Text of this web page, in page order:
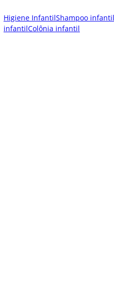
Higiene InfantilShampoo infantil
infantilColônia infantil